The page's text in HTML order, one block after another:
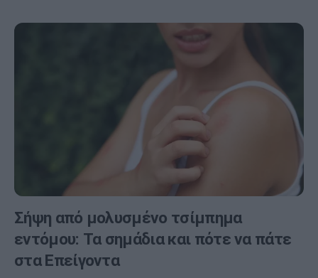
Σήψη από μολυσμένο τσίμπημα
εντόμου: Τα σημάδια και πότε να πάτε
στα Επείγοντα